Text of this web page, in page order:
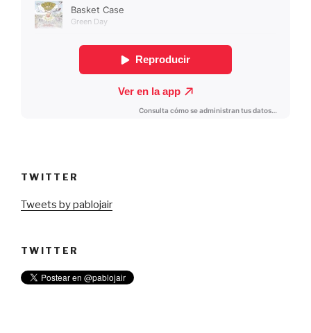
TWITTER
Tweets by pablojair
TWITTER